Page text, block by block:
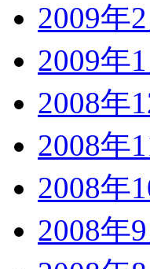
2009年
2009年
2008年
2008年
2008年
2008年